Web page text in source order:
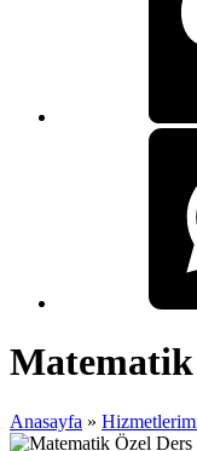
Matematik
Anasayfa »